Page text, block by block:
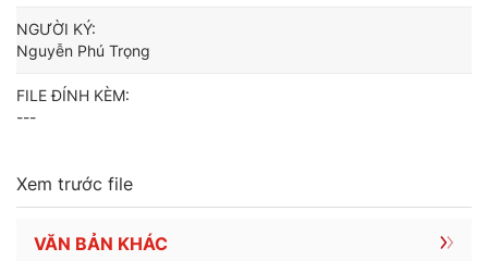
NGƯỜI KÝ:
Nguyễn Phú Trọng
FILE ĐÍNH KÈM:
---
Xem trước file
VĂN BẢN KHÁC